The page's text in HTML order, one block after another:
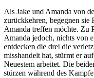
Als Jake und Amanda von
zurückkehren, begegnen sie
Amanda treffen möchte. Zu
Amanda jedoch, nichts von
entdecken die drei die
misshandelt hat, stürmt er
Neuestem arbeitet. Die
stürzen während des